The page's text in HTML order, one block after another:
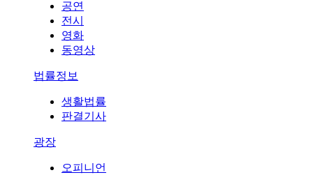
공연
전시
영화
동영상
법률정보
생활법률
판결기사
광장
오피니언